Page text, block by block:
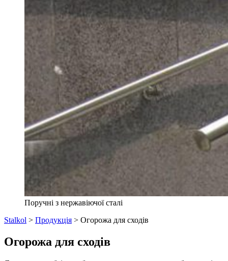
Поручні з нержавіючої сталі
Stalkol > Продукція > Огорожа для сходів
Огорожа для сходів